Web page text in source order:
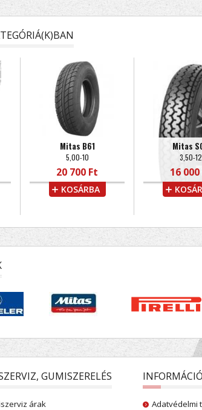
Mitas B61
5,00-10
20 700 Ft
KOSÁRBA
Mitas
3,50-12
16
GUMISZERELÉS
árak
Adatvédelmi